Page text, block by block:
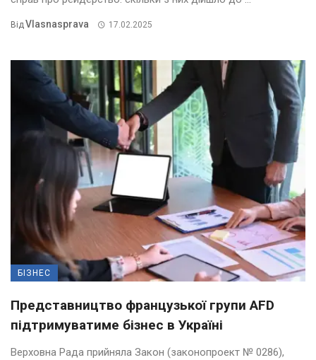
Від Vlasnasprava 17.02.2025
БІЗНЕС
Представництво французької групи AFD
підтримуватиме бізнес в Україні
Верховна Рада прийняла Закон (законопроект № 0286),